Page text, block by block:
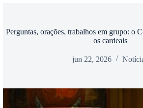
Perguntas, orações, trabalhos em grupo: o
os cardeais
jun 22, 2026